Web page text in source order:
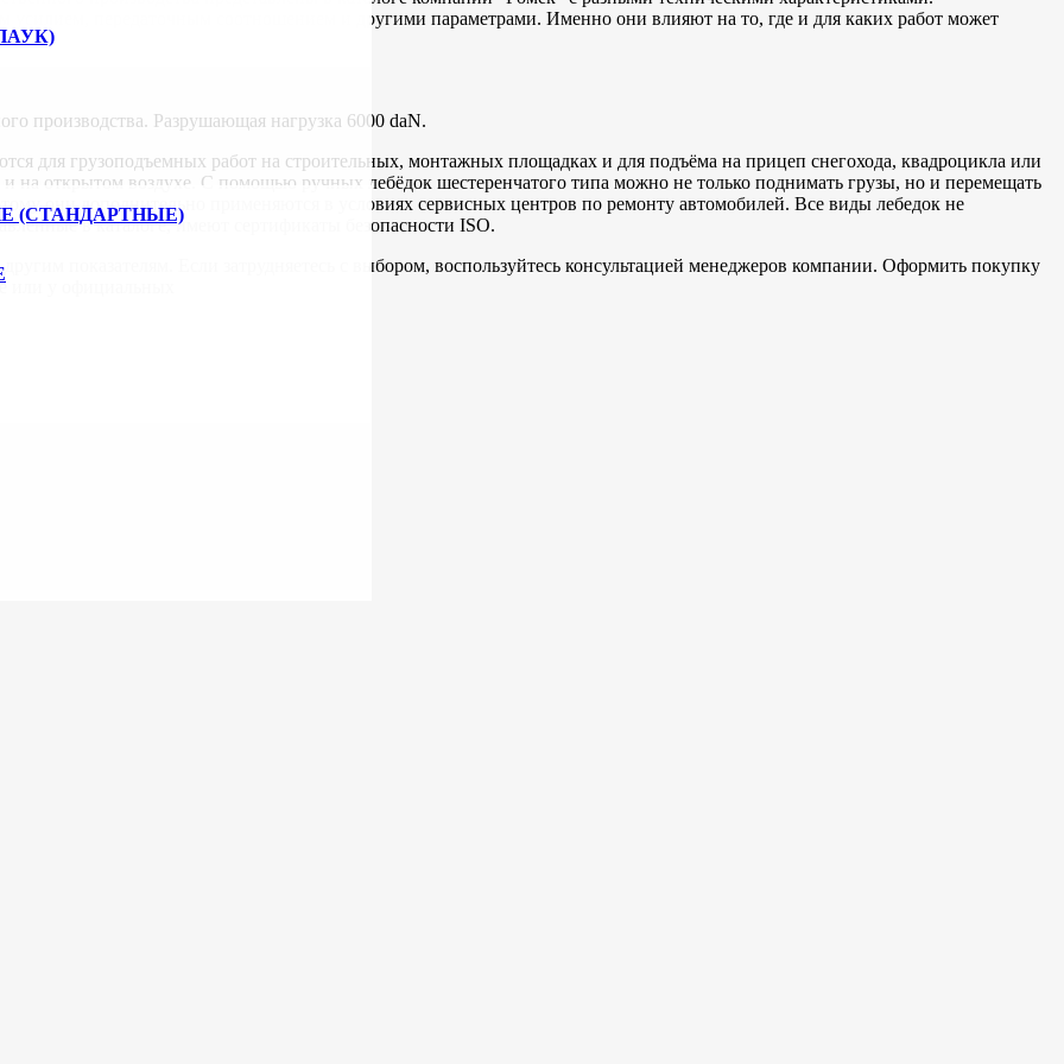
(СТАНДАРТНЫЕ)
передаточным соотношением и другими параметрами. Именно они влияют на то, где и для каких работ может
производства. Разрушающая нагрузка 6000 daN.
для грузоподъемных работ на строительных, монтажных площадках и для подъёма на прицеп снегохода, квадроцикла или
на открытом воздухе. С помощью ручных лебёдок шестеренчатого типа можно не только поднимать грузы, но и перемещать
они дополнительно применяются в условиях сервисных центров по ремонту автомобилей. Все виды лебедок не
в каталоге, имеют сертификаты безопасности ISO.
показателям. Если затрудняетесь с выбором, воспользуйтесь консультацией менеджеров компании. Оформить покупку
у официальных